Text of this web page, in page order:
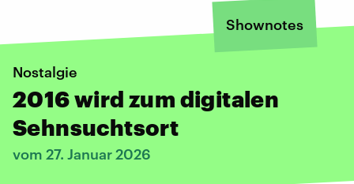
Shownotes
Nostalgie
2016 wird zum digitalen
Sehnsuchtsort
vom 27. Januar 2026